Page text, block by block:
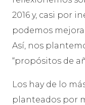
2016 y, casi por
podemos
Así, nos
“propósitos de
Los hay de lo
planteados por